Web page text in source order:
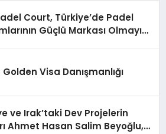
Court, Türkiye’de Padel
Güçlü Markası Olmayı
Visa Danışmanlığı
ve Irak’taki Dev Projelerin
Ahmet Hasan Salim Beyoğlu,